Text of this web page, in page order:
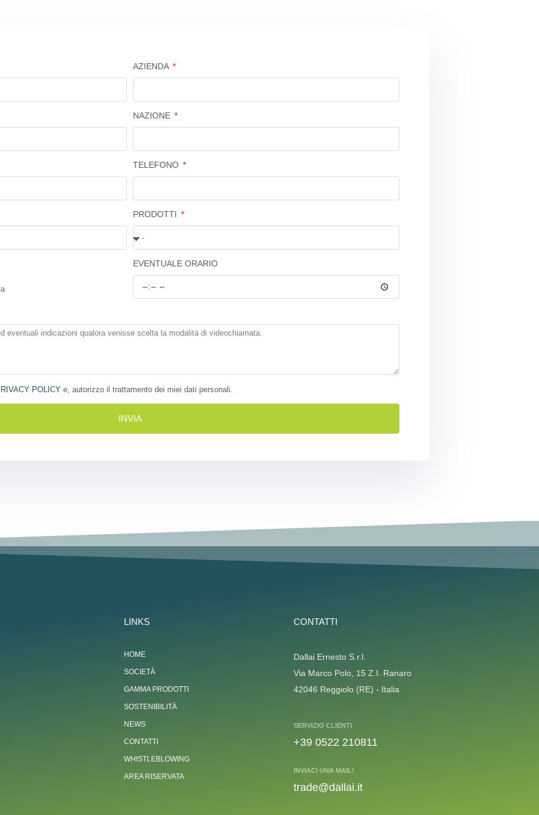
AZIENDA
NAZIONE
TELEFONO
PRODOTTI
EVENTUALE ORARIO
POLICY e, autorizzo il trattamento dei miei dati personali.
INVIA
LINKS
HOME
SOCIETÀ
GAMMA PRODOTTI
SOSTENIBILITÀ
NEWS
CONTATTI
WHISTLEBLOWING
AREA RISERVATA
CONTATTI
Dallai Ernesto S.r.l.
Via Marco Polo, 15 Z.I. Ranaro
42046 Reggiolo (RE) - Italia
SERVIZIO CLIENTI
+39 0522 210811
INVIACI UNA MAIL!
trade@dallai.it